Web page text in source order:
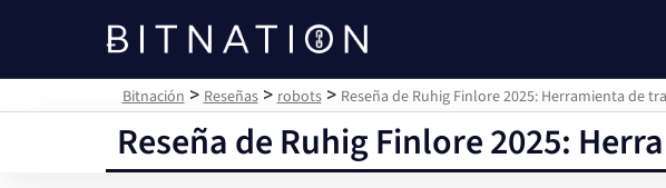
Bitnación
Bitnación >Reseñas>robots> Reseña de Ruhig Finlore 2025: Herramienta de
Reseña de Ruhig Finlore 2025: